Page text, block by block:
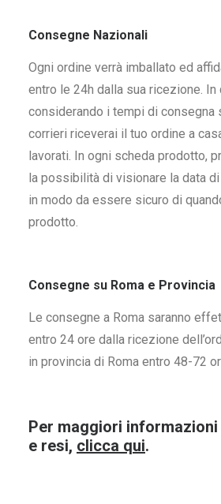
Consegne Nazionali
Ogni ordine verrà imballato ed
entro le 24h dalla sua ricezione. In
considerando i tempi di consegna
corrieri riceverai il tuo ordine a
lavorati. In ogni scheda prodotto,
la possibilità di visionare la data
in modo da essere sicuro di
prodotto.
Consegne su Roma e Provincia
Le consegne a Roma saranno
entro 24 ore dalla ricezione
in provincia di Roma entro 48-72
Per maggiori
e resi, clicca qui.